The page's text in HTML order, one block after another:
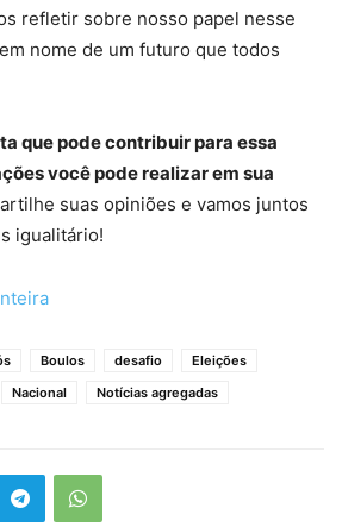
refletir sobre nosso papel nesse
nome de um futuro que todos
que pode contribuir para essa
você pode realizar em sua
suas opiniões e vamos juntos
igualitário!
Boulos desafio
Eleições
Nacional Notícias agregadas